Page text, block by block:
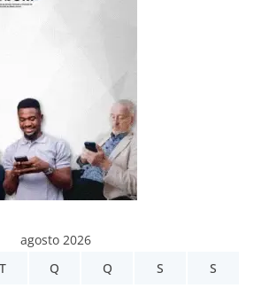
agosto 2026
T Q Q S S